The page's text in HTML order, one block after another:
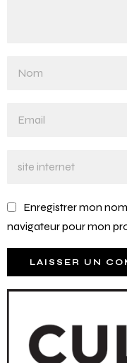
Enregistrer mon
navigateur pour mon